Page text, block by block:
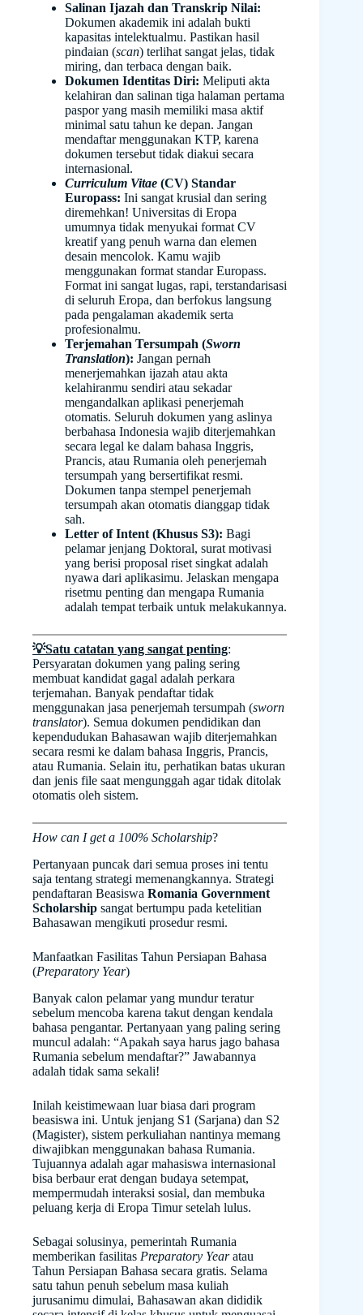
Salinan Ijazah dan Transkrip Nilai:
Dokumen akademik ini adalah bukti
kapasitas intelektualmu. Pastikan hasil
pindaian (scan) terlihat sangat jelas, tidak
miring, dan terbaca dengan baik.
Dokumen Identitas Diri: Meliputi akta
kelahiran dan salinan tiga halaman pertama
paspor yang masih memiliki masa aktif
minimal satu tahun ke depan. Jangan
mendaftar menggunakan KTP, karena
dokumen tersebut tidak diakui secara
internasional.
Curriculum Vitae (CV) Standar
Europass: Ini sangat krusial dan sering
diremehkan! Universitas di Eropa
umumnya tidak menyukai format CV
kreatif yang penuh warna dan elemen
desain mencolok. Kamu wajib
menggunakan format standar Europass.
Format ini sangat lugas, rapi, terstandarisasi
di seluruh Eropa, dan berfokus langsung
pada pengalaman akademik serta
profesionalmu.
Terjemahan Tersumpah (Sworn
Translation): Jangan pernah
menerjemahkan ijazah atau akta
kelahiranmu sendiri atau sekadar
mengandalkan aplikasi penerjemah
otomatis. Seluruh dokumen yang aslinya
berbahasa Indonesia wajib diterjemahkan
secara legal ke dalam bahasa Inggris,
Prancis, atau Rumania oleh penerjemah
tersumpah yang bersertifikat resmi.
Dokumen tanpa stempel penerjemah
tersumpah akan otomatis dianggap tidak
sah.
Letter of Intent (Khusus S3): Bagi
pelamar jenjang Doktoral, surat motivasi
yang berisi proposal riset singkat adalah
nyawa dari aplikasimu. Jelaskan mengapa
risetmu penting dan mengapa Rumania
adalah tempat terbaik untuk melakukannya.
💡Satu catatan yang sangat penting:
Persyaratan dokumen yang paling sering
membuat kandidat gagal adalah perkara
terjemahan. Banyak pendaftar tidak
menggunakan jasa penerjemah tersumpah (sworn
translator). Semua dokumen pendidikan dan
kependudukan Bahasawan wajib diterjemahkan
secara resmi ke dalam bahasa Inggris, Prancis,
atau Rumania. Selain itu, perhatikan batas ukuran
dan jenis file saat mengunggah agar tidak ditolak
otomatis oleh sistem.
How can I get a 100% Scholarship?
Pertanyaan puncak dari semua proses ini tentu
saja tentang strategi memenangkannya. Strategi
pendaftaran Beasiswa Romania Government
Scholarship sangat bertumpu pada ketelitian
Bahasawan mengikuti prosedur resmi.
Manfaatkan Fasilitas Tahun Persiapan Bahasa
(Preparatory Year)
Banyak calon pelamar yang mundur teratur
sebelum mencoba karena takut dengan kendala
bahasa pengantar. Pertanyaan yang paling sering
muncul adalah: “Apakah saya harus jago bahasa
Rumania sebelum mendaftar?” Jawabannya
adalah tidak sama sekali!
Inilah keistimewaan luar biasa dari program
beasiswa ini. Untuk jenjang S1 (Sarjana) dan S2
(Magister), sistem perkuliahan nantinya memang
diwajibkan menggunakan bahasa Rumania.
Tujuannya adalah agar mahasiswa internasional
bisa berbaur erat dengan budaya setempat,
mempermudah interaksi sosial, dan membuka
peluang kerja di Eropa Timur setelah lulus.
Sebagai solusinya, pemerintah Rumania
memberikan fasilitas Preparatory Yearatau
Tahun Persiapan Bahasa secara gratis. Selama
satu tahun penuh sebelum masa kuliah
jurusanimu dimulai, Bahasawan akan dididik